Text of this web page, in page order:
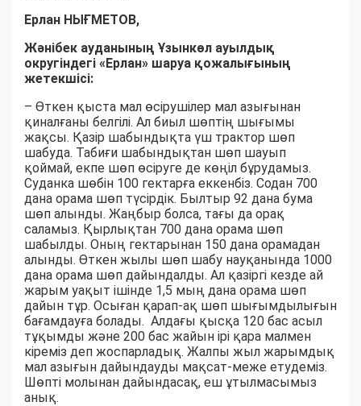
Ерлан НЫҒМЕТОВ,
Жәнібек ауданының Ұзынкөл ауылдық
округіндегі «Ерлан» шаруа қожалығының
жетекшісі:
– Өткен қыста мал өсірушілер мал азығынан
қиналғаны белгілі. Ал биыл шөптің шығымы
жақсы. Қазір шабындықта үш трактор шөп
шабуда. Табиғи шабындықтан шөп шауып
қоймай, екпе шөп өсіруге де көңіл бұрудамыз.
Суданка шөбін 100 гектарға еккенбіз. Содан 700
дана орама шөп түсірдік. Былтыр 92 дана бума
шөп алынды. Жаңбыр болса, тағы да орақ
саламыз. Қырлықтан 700 дана орама шөп
шабылды. Оның гектарынан 150 дана орамадан
алынды. Өткен жылы шөп шабу науқанында 1000
дана орама шөп дайындалды. Ал қазіргі кезде ай
жарым уақыт ішінде 1,5 мың дана орама шөп
дайын тұр. Осыған қарап-ақ шөп шығымдылығын
бағамдауға болады. Алдағы қысқа 120 бас асыл
тұқымды және 200 бас жайын ірі қара малмен
кіреміз деп жоспарладық. Жалпы жыл жарымдық
мал азығын дайындауды мақсат-меже етудеміз.
Шөпті молынан дайындасақ, еш ұтылмасымыз
анық.